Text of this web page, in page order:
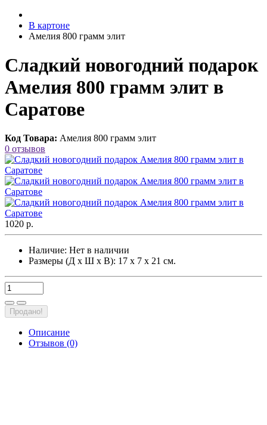
В картоне
Амелия 800 грамм элит
Сладкий новогодний подарок
Амелия 800 грамм элит в
Саратове
Код Товара: Амелия 800 грамм элит
0 отзывов
1020 р.
Наличие: Нет в наличии
Размеры (Д х Ш х В): 17 х 7 х 21 см.
Продано!
Описание
Отзывов (0)